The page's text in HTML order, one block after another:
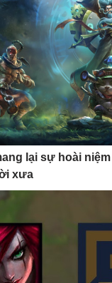
lại sự hoài
xưa